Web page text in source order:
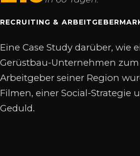
RECRUITING &
Eine Case Study darüber, wie
Gerüstbau-Unternehmen
Arbeitgeber seiner Region
Filmen, einer Social-Strategie
Geduld.